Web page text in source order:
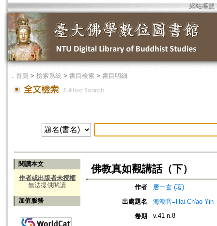
網站導覽
． 首頁 > 檢索系統 > 書目檢索 > 書目明細
閱讀本文
作者或出版者未授權
無法提供閱讀
加值服務
佛教真如觀講話（下）
作者
唐一玄 (著)
出處題名
海潮音=Hai Ch'ao Yin
卷期
v.41 n.8